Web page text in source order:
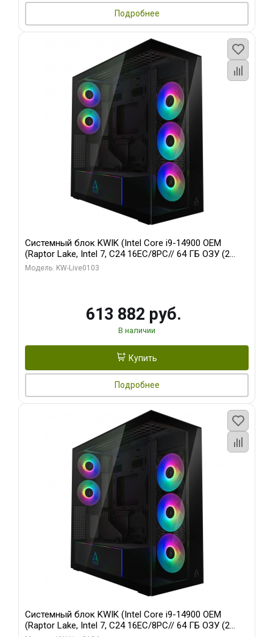
Подробнее
Системный блок KWIK (Intel Core i9-14900 OEM
(Raptor Lake, Intel 7, C24 16EC/8PC// 64 ГБ ОЗУ (2
модуля)/ Afox RTX4090 24GB GDDR6X 384-Bit 3xDP
Модель: KW-Live0103
613 882 руб.
В наличии
Купить
Подробнее
Системный блок KWIK (Intel Core i9-14900 OEM
(Raptor Lake, Intel 7, C24 16EC/8PC// 64 ГБ ОЗУ (2